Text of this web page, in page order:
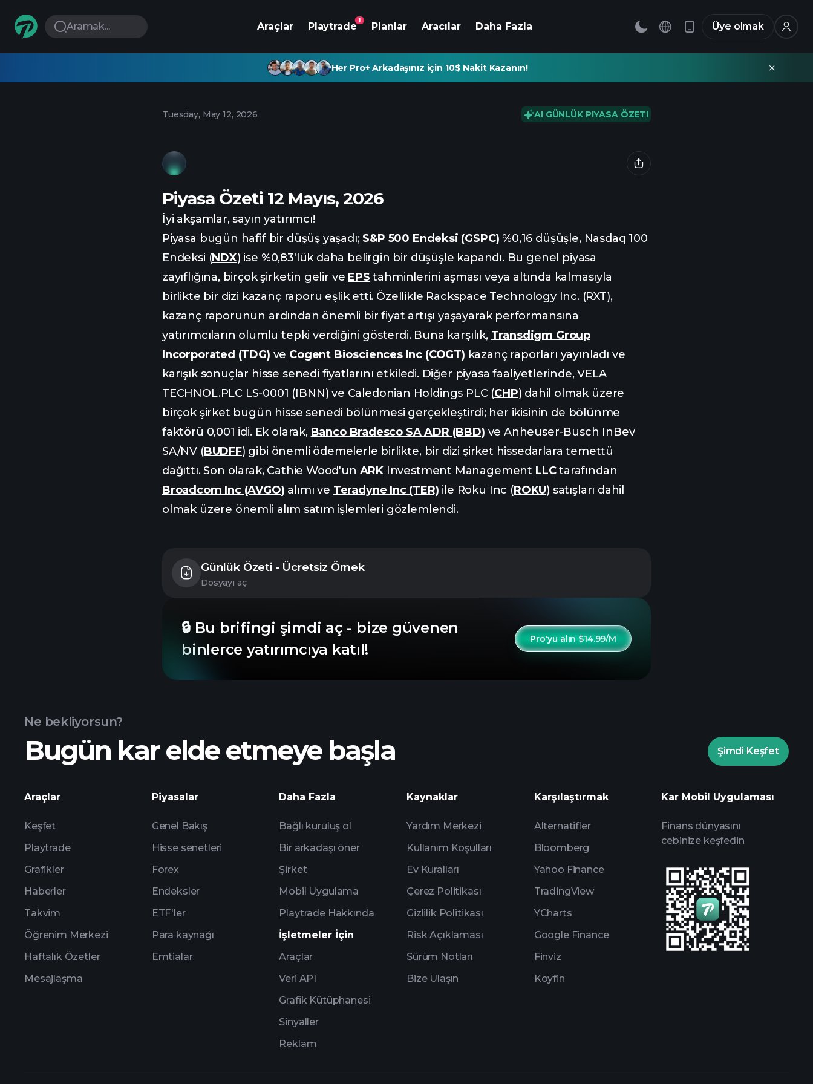
Aramak... Araçlar Playtrade
1
Planlar Aracılar Daha Fazla Üye olmak
Her Pro+ Arkadaşınız için 10$ Nakit Kazanın!
Tuesday, May 12, 2026 AI GÜNLÜK PIYASA ÖZETI
Piyasa Özeti 12 Mayıs, 2026
İyi akşamlar, sayın yatırımcı!
Piyasa bugün hafif bir düşüş yaşadı; S&P 500 Endeksi (GSPC) %0,16 düşüşle, Nasdaq 100
Endeksi (NDX) ise %0,83'lük daha belirgin bir düşüşle kapandı. Bu genel piyasa
zayıflığına, birçok şirketin gelir ve EPS tahminlerini aşması veya altında kalmasıyla
birlikte bir dizi kazanç raporu eşlik etti. Özellikle Rackspace Technology Inc. (RXT),
kazanç raporunun ardından önemli bir fiyat artışı yaşayarak performansına
yatırımcıların olumlu tepki verdiğini gösterdi. Buna karşılık, Transdigm Group
Incorporated (TDG) ve Cogent Biosciences Inc (COGT) kazanç raporları yayınladı ve
karışık sonuçlar hisse senedi fiyatlarını etkiledi. Diğer piyasa faaliyetlerinde, VELA
TECHNOL.PLC LS-0001 (IBNN) ve Caledonian Holdings PLC (CHP) dahil olmak üzere
birçok şirket bugün hisse senedi bölünmesi gerçekleştirdi; her ikisinin de bölünme
faktörü 0,001 idi. Ek olarak, Banco Bradesco SA ADR (BBD) ve Anheuser-Busch InBev
SA/NV (BUDFF) gibi önemli ödemelerle birlikte, bir dizi şirket hissedarlara temettü
dağıttı. Son olarak, Cathie Wood'un ARK Investment Management LLCtarafından
Broadcom Inc (AVGO) alımı ve Teradyne Inc (TER) ile Roku Inc (ROKU) satışları dahil
olmak üzere önemli alım satım işlemleri gözlemlendi.
Günlük Özeti - Ücretsiz Örnek
Dosyayı aç
🔒 Bu brifingi şimdi aç - bize güvenen
binlerce yatırımcıya katıl!
Pro'yu alın $14.99/M
Ne bekliyorsun?
Bugün kar elde etmeye başla Şimdi Keşfet
Araçlar
Keşfet
Playtrade
Grafikler
Haberler
Takvim
Öğrenim Merkezi
Haftalık Özetler
Mesajlaşma
Piyasalar
Genel Bakış
Hisse senetleri
Forex
Endeksler
ETF'ler
Para kaynağı
Emtialar
Daha Fazla
Bağlı kuruluş ol
Bir arkadaşı öner
Şirket
Mobil Uygulama
Playtrade Hakkında
İşletmeler İçin
Araçlar
Veri API
Grafik Kütüphanesi
Sinyaller
Reklam
Kaynaklar
Yardım Merkezi
Kullanım Koşulları
Ev Kuralları
Çerez Politikası
Gizlilik Politikası
Risk Açıklaması
Sürüm Notları
Bize Ulaşın
Karşılaştırmak
Alternatifler
Bloomberg
Yahoo Finance
TradingView
YCharts
Google Finance
Finviz
Koyfin
Kar Mobil Uygulaması
Finans dünyasını
cebinize keşfedin